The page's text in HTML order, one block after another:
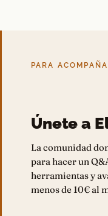
PARA
Únete a
La comunidad
para hacer un
herramientas y
menos de 10€ al